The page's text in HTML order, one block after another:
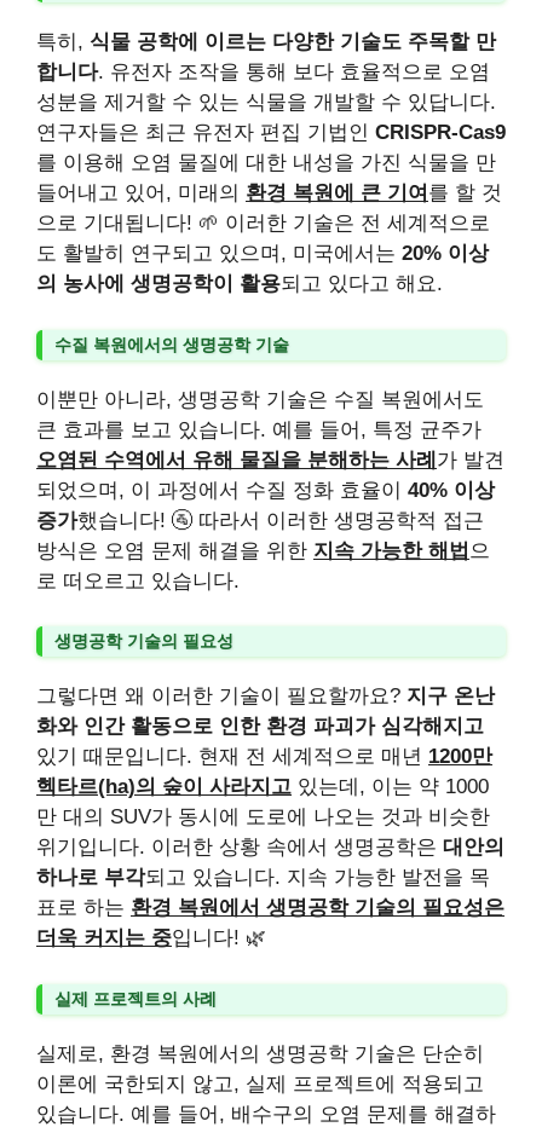
특히, 식물 공학에 이르는 다양한 기술도 주목할 만
합니다. 유전자 조작을 통해 보다 효율적으로 오염
성분을 제거할 수 있는 식물을 개발할 수 있답니다.
연구자들은 최근 유전자 편집 기법인 CRISPR-Cas9
를 이용해 오염 물질에 대한 내성을 가진 식물을 만
들어내고 있어, 미래의 환경 복원에 큰 기여 를 할 것
으로 기대됩니다! 🌱 이러한 기술은 전 세계적으로
도 활발히 연구되고 있으며, 미국에서는 20% 이상
의 농사에 생명공학이 활용되고 있다고 해요.
수질 복원에서의 생명공학 기술
이뿐만 아니라, 생명공학 기술은 수질 복원에서도
큰 효과를 보고 있습니다. 예를 들어, 특정 균주가
오염된 수역에서 유해 물질을 분해하는 사례 가 발견
되었으며, 이 과정에서 수질 정화 효율이 40% 이상
증가했습니다! 🚰 따라서 이러한 생명공학적 접근
방식은 오염 문제 해결을 위한 지속 가능한 해법 으
로 떠오르고 있습니다.
생명공학 기술의 필요성
그렇다면 왜 이러한 기술이 필요할까요? 지구 온난
화와 인간 활동으로 인한 환경 파괴가 심각해지고
있기 때문입니다. 현재 전 세계적으로 매년 1200만
헥타르(ha)의 숲이 사라지고 있는데, 이는 약 1000
만 대의 SUV가 동시에 도로에 나오는 것과 비슷한
위기입니다. 이러한 상황 속에서 생명공학은 대안의
하나로 부각되고 있습니다. 지속 가능한 발전을 목
표로 하는 환경 복원에서 생명공학 기술의 필요성은
더욱 커지는 중입니다! 🌿
실제 프로젝트의 사례
실제로, 환경 복원에서의 생명공학 기술은 단순히
이론에 국한되지 않고, 실제 프로젝트에 적용되고
있습니다. 예를 들어, 배수구의 오염 문제를 해결하